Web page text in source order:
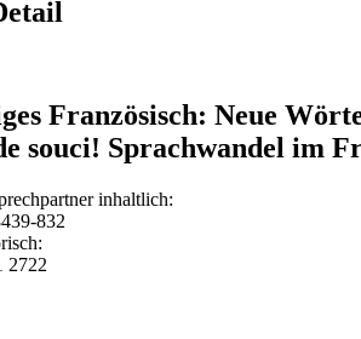
Französisch: Neue
souci! Sprachwandel im
inhaltlich:
832
2722